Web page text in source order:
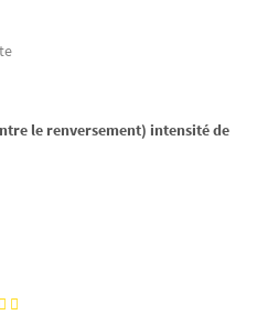
le renversement) intensité de